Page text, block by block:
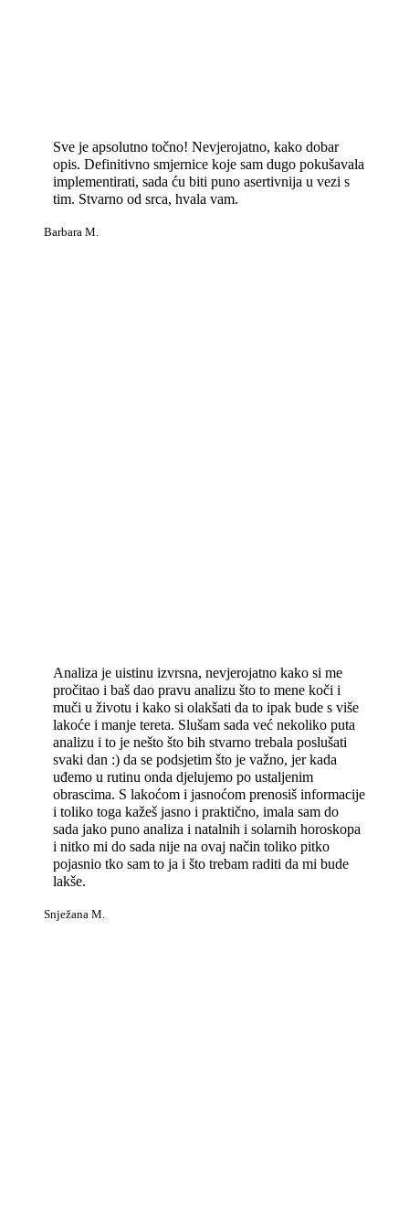
Sve je apsolutno točno! Nevjerojatno, kako dobar
opis. Definitivno smjernice koje sam dugo pokušavala
implementirati, sada ću biti puno asertivnija u vezi s
tim. Stvarno od srca, hvala vam.
Barbara M.
Analiza je uistinu izvrsna, nevjerojatno kako si me
pročitao i baš dao pravu analizu što to mene koči i
muči u životu i kako si olakšati da to ipak bude s više
lakoće i manje tereta. Slušam sada već nekoliko puta
analizu i to je nešto što bih stvarno trebala poslušati
svaki dan :) da se podsjetim što je važno, jer kada
uđemo u rutinu onda djelujemo po ustaljenim
obrascima. S lakoćom i jasnoćom prenosiš informacije
i toliko toga kažeš jasno i praktično, imala sam do
sada jako puno analiza i natalnih i solarnih horoskopa
i nitko mi do sada nije na ovaj način toliko pitko
pojasnio tko sam to ja i što trebam raditi da mi bude
lakše.
Snježana M.